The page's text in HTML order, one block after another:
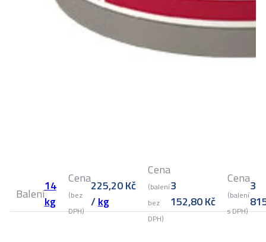
Balení14
kg
Cena
(bez
DPH)
225,20Kč
/kg
Cena
(balení
bez
DPH)
3
152,80Kč
Cena
(balení
s DPH)
3